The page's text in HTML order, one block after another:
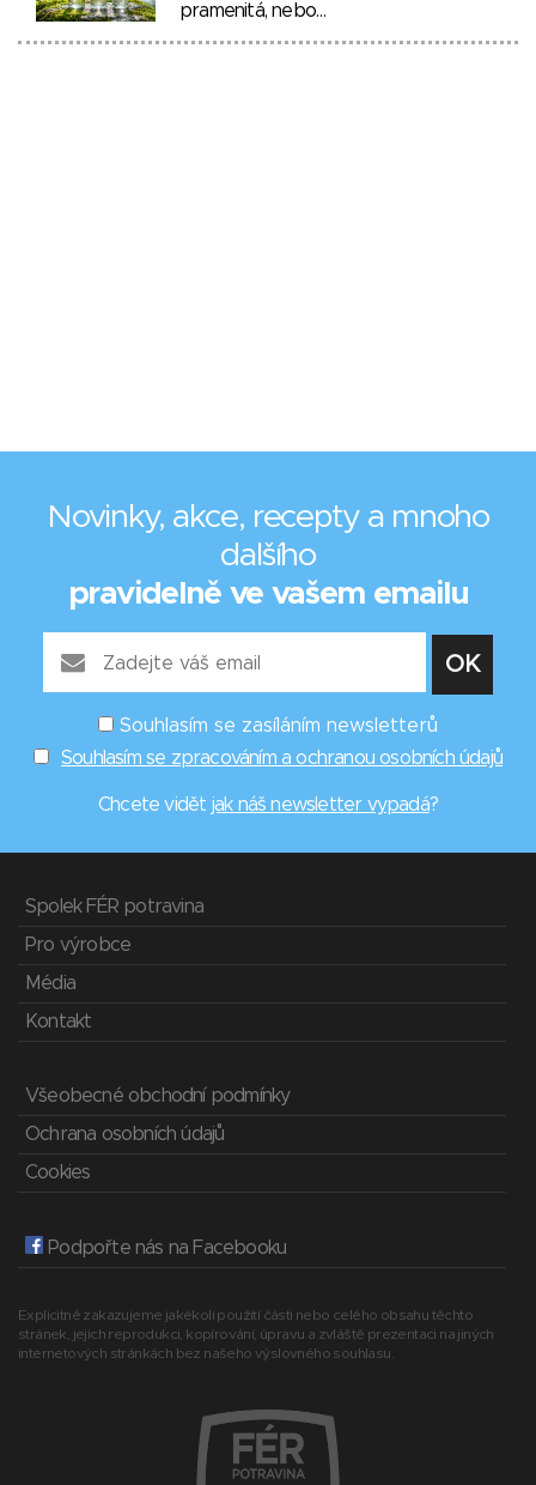
pramenitá, nebo…
Novinky, akce, recepty a mnoho
dalšího
pravidelně ve vašem emailu
Souhlasím se zasíláním newsletterů
Souhlasím se zpracováním a ochranou osobních údajů
Chcete vidět jak náš newsletter vypadá?
Spolek FÉR potravina
Pro výrobce
Média
Kontakt
Všeobecné obchodní podmínky
Ochrana osobních údajů
Cookies
Podpořte nás na Facebooku
Explicitně zakazujeme jakékoli použití části nebo celého obsahu těchto
stránek, jejich reprodukci, kopírování, úpravu a zvláště prezentaci na jiných
internetových stránkách bez našeho výslovného souhlasu.